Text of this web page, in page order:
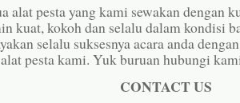
alat pesta yang kami sewakan dengan
kuat, kokoh dan selalu dalam kondisi
selalu suksesnya acara anda
pesta kami. Yuk buruan hubungi
CONTACT US